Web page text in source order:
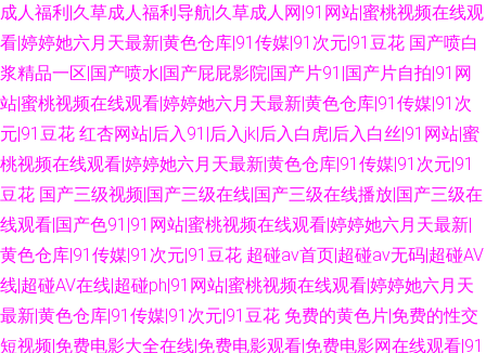
成人福利|久草成人福利导航|久草成人网|91网站|蜜桃视频在线观
看|婷婷她六月天最新|黄色仓库|91传媒|91次元|91豆花 国产喷白
浆精品一区|国产喷水|国产屁屁影院|国产片91|国产片自拍|91网
站|蜜桃视频在线观看|婷婷她六月天最新|黄色仓库|91传媒|91次
元|91豆花 红杏网站|后入91|后入jk|后入白虎|后入白丝|91网站|蜜
桃视频在线观看|婷婷她六月天最新|黄色仓库|91传媒|91次元|91
豆花 国产三级视频|国产三级在线|国产三级在线播放|国产三级在
线观看|国产色91|91网站|蜜桃视频在线观看|婷婷她六月天最新|
黄色仓库|91传媒|91次元|91豆花 超碰av首页|超碰av无码|超碰AV
线|超碰AV在线|超碰ph|91网站|蜜桃视频在线观看|婷婷她六月天
最新|黄色仓库|91传媒|91次元|91豆花 免费的黄色片|免费的性交
短视频|免费电影大全在线|免费电影观看|免费电影网在线观看|91